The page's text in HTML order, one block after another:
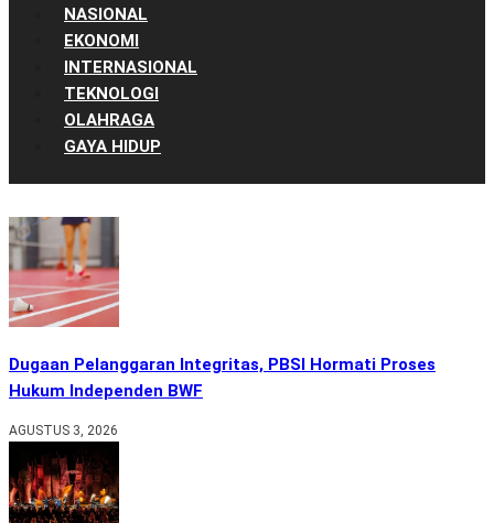
NASIONAL
EKONOMI
INTERNASIONAL
TEKNOLOGI
OLAHRAGA
GAYA HIDUP
Dugaan Pelanggaran Integritas, PBSI Hormati Proses
Hukum Independen BWF
AGUSTUS 3, 2026